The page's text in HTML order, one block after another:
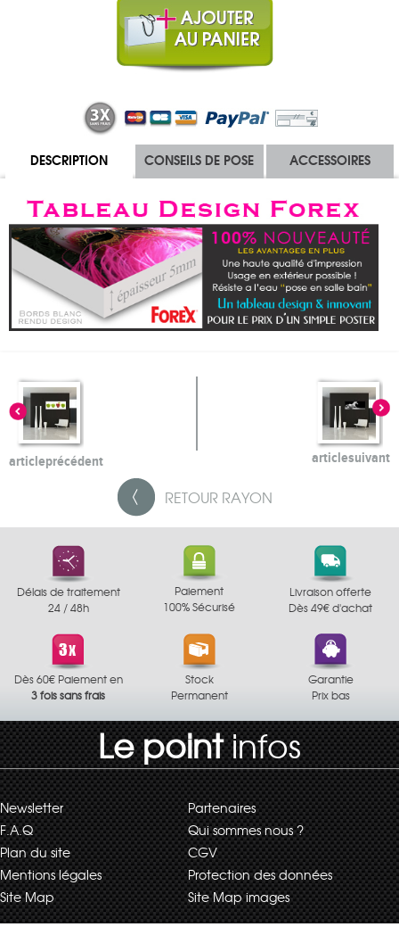
DESCRIPTION CONSEILS DE POSE ACCESSOIRES
articleprécédent articlesuivant
RETOUR RAYON
Délais de traitement
24 / 48h
Paiement
100% Sécurisé
Livraison offerte
Dès 49€ d'achat
Dès 60€ Paiement en
3 fois sans frais
Stock
Permanent
Garantie
Prix bas
Le pointinfos
Newsletter
Partenaires
F.A.Q
Qui sommes nous ?
Plan du site
CGV
Mentions légales
Protection des données
Site Map
Site Map images